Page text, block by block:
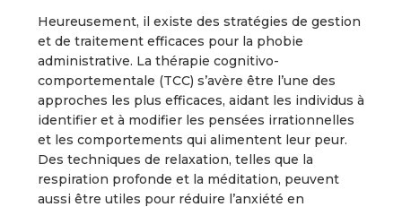
Heureusement, il existe des stratégies de gestion
et de traitement efficaces pour la phobie
administrative. La thérapie cognitivo-
comportementale (TCC) s’avère être l’une des
approches les plus efficaces, aidant les individus à
identifier et à modifier les pensées irrationnelles
et les comportements qui alimentent leur peur.
Des techniques de relaxation, telles que la
respiration profonde et la méditation, peuvent
aussi être utiles pour réduire l’anxiété en